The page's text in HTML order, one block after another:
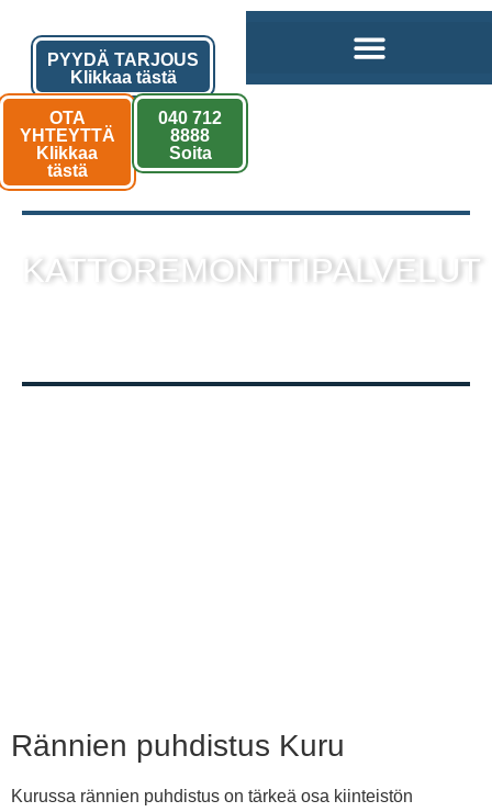
PYYDÄ TARJOUS
Klikkaa tästä
OTA
YHTEYTTÄ
Klikkaa
tästä
040 712
8888
Soita
KATTOREMONTTIPALVELUT
Rännien puhdistus Kuru
Kurussa rännien puhdistus on tärkeä osa kiinteistön